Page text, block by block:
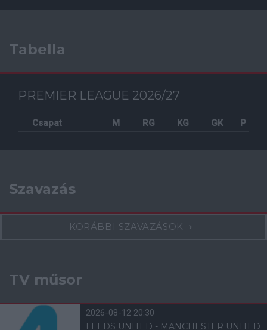
Tabella
PREMIER LEAGUE 2026/27
Csapat M RG KG GK P
Szavazás
KORÁBBI SZAVAZÁSOK
TV műsor
2026-08-12 20:30
LEEDS UNITED - MANCHESTER UNITED